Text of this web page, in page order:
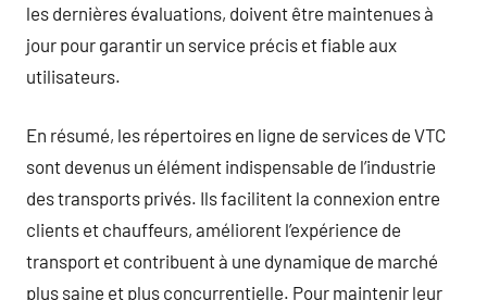
les dernières évaluations, doivent être maintenues à
jour pour garantir un service précis et fiable aux
utilisateurs.
En résumé, les répertoires en ligne de services de VTC
sont devenus un élément indispensable de l’industrie
des transports privés. Ils facilitent la connexion entre
clients et chauffeurs, améliorent l’expérience de
transport et contribuent à une dynamique de marché
plus saine et plus concurrentielle. Pour maintenir leur